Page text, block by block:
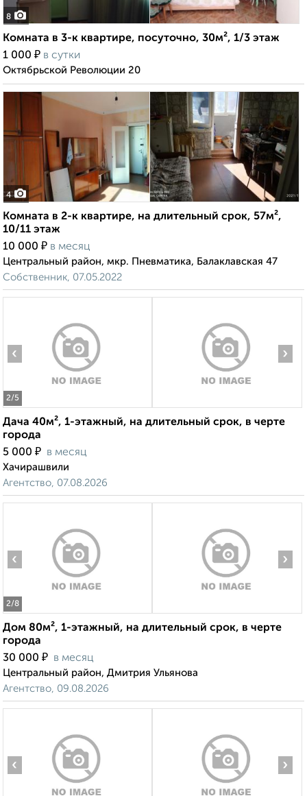
8
Комната в 3-к квартире, посуточно, 30м², 1/3 этаж
1 000 ₽ в сутки
Октябрьской Революции 20
4
Комната в 2-к квартире, на длительный срок, 57м²,
10/11 этаж
10 000 ₽ в месяц
Центральный район, мкр. Пневматика, Балаклавская 47
Собственник, 07.05.2022
2/5
‹ ›
Дача 40м², 1-этажный, на длительный срок, в черте
города
5 000 ₽ в месяц
Хачирашвили
Агентство, 07.08.2026
2/8
‹ ›
Дом 80м², 1-этажный, на длительный срок, в черте
города
30 000 ₽ в месяц
Центральный район, Дмитрия Ульянова
Агентство, 09.08.2026
‹ ›